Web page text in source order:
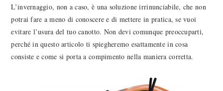
L’invernaggio, non a caso, è una soluzione irrinunciabile, che non
potrai fare a meno di conoscere e di mettere in pratica, se vuoi
evitare l’usura del tuo canotto. Non devi comunque preoccuparti,
perché in questo articolo ti spiegheremo esattamente in cosa
consiste e come si porta a compimento nella maniera corretta.